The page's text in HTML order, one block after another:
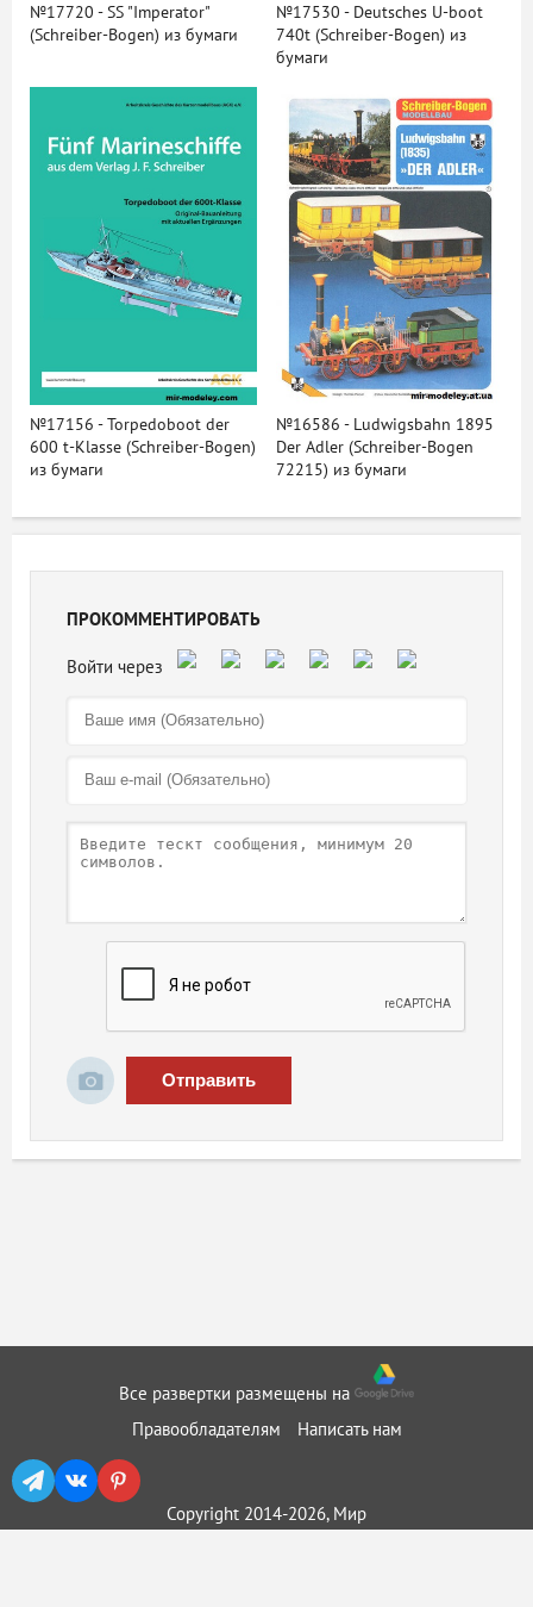
№17720 - SS "Imperator"
(Schreiber-Bogen) из бумаги
№17530 - Deutsches U-boot
740t (Schreiber-Bogen) из
бумаги
№17156 - Torpedoboot der
600 t-Klasse (Schreiber-Bogen)
из бумаги
№16586 - Ludwigsbahn 1895
Der Adler (Schreiber-Bogen
72215) из бумаги
ПРОКОММЕНТИРОВАТЬ
Отправить
Все развертки размещены на
Правообладателям
Написать нам
Copyright 2014-2026, Мир